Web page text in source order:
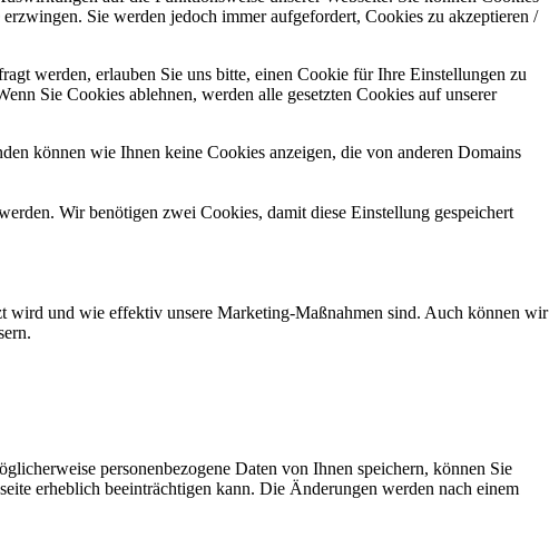
Sie werden jedoch immer aufgefordert, Cookies zu akzeptieren /
werden, erlauben Sie uns bitte, einen Cookie für Ihre Einstellungen zu
Sie Cookies ablehnen, werden alle gesetzten Cookies auf unserer
können wie Ihnen keine Cookies anzeigen, die von anderen Domains
Wir benötigen zwei Cookies, damit diese Einstellung gespeichert
wird und wie effektiv unsere Marketing-Maßnahmen sind. Auch können wir
personenbezogene Daten von Ihnen speichern, können Sie
erheblich beeinträchtigen kann. Die Änderungen werden nach einem